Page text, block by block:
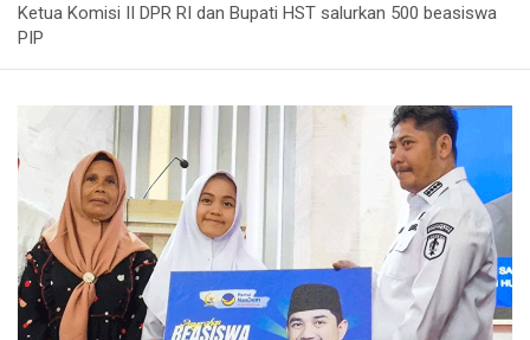
Ketua Komisi II DPR RI dan Bupati HST salurkan 500 beasiswa
PIP